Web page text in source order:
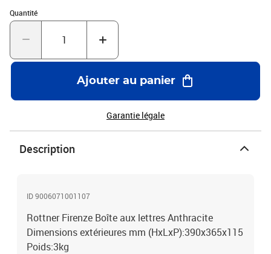
Quantité
Quantité : 1
Ajouter au panier
Garantie légale
Description
ID 9006071001107
Rottner Firenze Boîte aux lettres Anthracite
Dimensions extérieures mm (HxLxP):390x365x115
Poids:3kg